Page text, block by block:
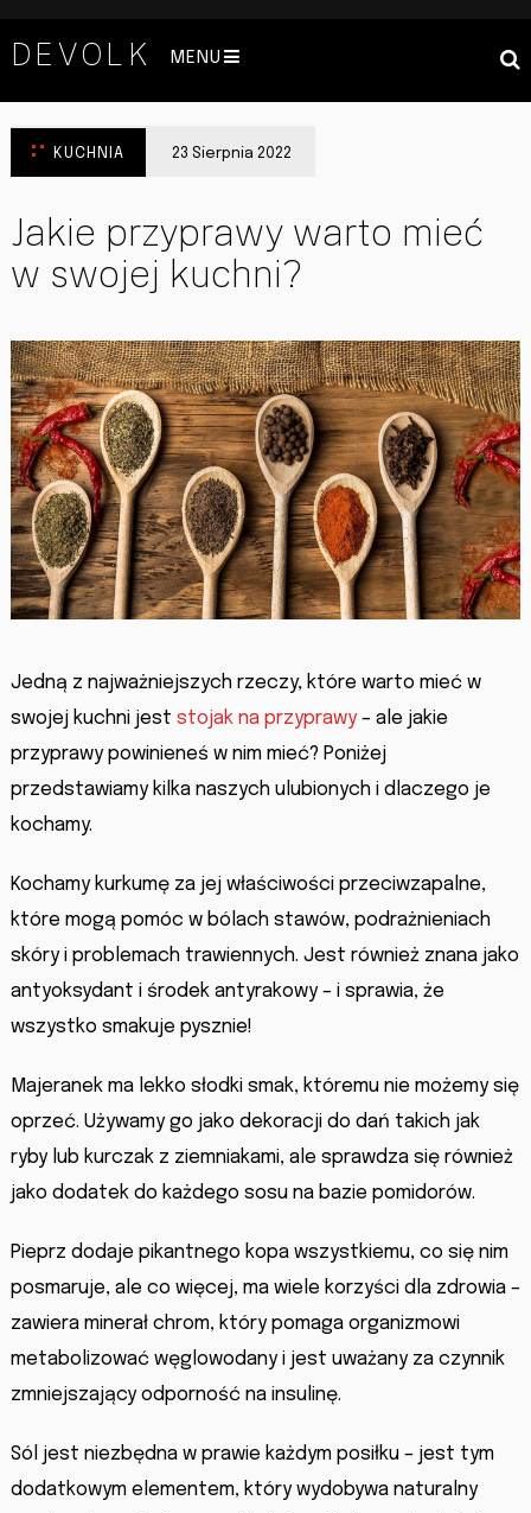
DEVOLK MENU
KUCHNIA 23 Sierpnia 2022
Jakie przyprawy warto mieć
w swojej kuchni?
Jedną z najważniejszych rzeczy, które warto mieć w
swojej kuchni jest stojak na przyprawy– ale jakie
przyprawy powinieneś w nim mieć? Poniżej
przedstawiamy kilka naszych ulubionych i dlaczego je
kochamy.
Kochamy kurkumę za jej właściwości przeciwzapalne,
które mogą pomóc w bólach stawów, podrażnieniach
skóry i problemach trawiennych. Jest również znana jako
antyoksydant i środek antyrakowy – i sprawia, że
wszystko smakuje pysznie!
Majeranek ma lekko słodki smak, któremu nie możemy się
oprzeć. Używamy go jako dekoracji do dań takich jak
ryby lub kurczak z ziemniakami, ale sprawdza się również
jako dodatek do każdego sosu na bazie pomidorów.
Pieprz dodaje pikantnego kopa wszystkiemu, co się nim
posmaruje, ale co więcej, ma wiele korzyści dla zdrowia –
zawiera minerał chrom, który pomaga organizmowi
metabolizować węglowodany i jest uważany za czynnik
zmniejszający odporność na insulinę.
Sól jest niezbędna w prawie każdym posiłku – jest tym
dodatkowym elementem, który wydobywa naturalny